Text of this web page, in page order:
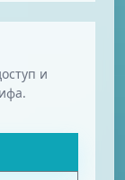
и